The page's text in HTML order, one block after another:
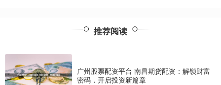
推荐阅读
广州股票配资平台 南昌期货配资：解锁财富
密码，开启投资新篇章